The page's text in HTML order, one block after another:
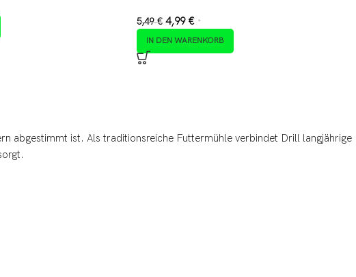
5,49€ 4,99 € *
IN DEN WARENKORB
abgestimmt ist. Als traditionsreiche Futtermühle verbindet Drill langjährige